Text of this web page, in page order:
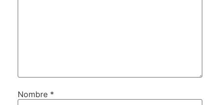
Nombre *